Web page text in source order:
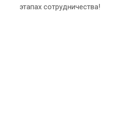
этапах сотрудничества!